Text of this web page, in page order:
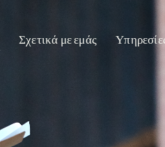
Σχετικά με εμάς